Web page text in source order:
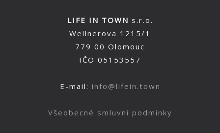
LIFE IN TOWN s.r.o.
Wellnerova 1215/1
779 00 Olomouc
IČO 05153557
E-mail: info@lifein.town
Všeobecné smluvní podmínky